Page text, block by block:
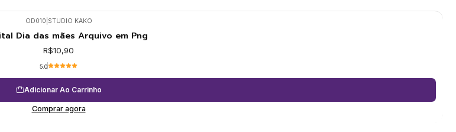
OD010 STUDIO KAKO
Dia das mães Arquivo em Png
R$10,90
5.0
Adicionar Ao Carrinho
Comprar agora